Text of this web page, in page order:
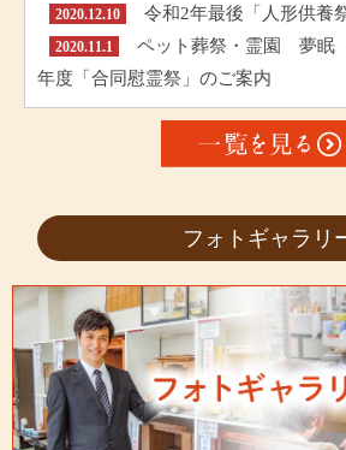
2020.12.10 令和2年最後「人形供養
2020.11.1
ペット葬祭・霊園 夢眠
年度「合同慰霊祭」のご案内
フォトギャラリ